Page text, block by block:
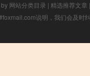
网站分类目录 | 精选推荐文章 |
说明，我们会及时